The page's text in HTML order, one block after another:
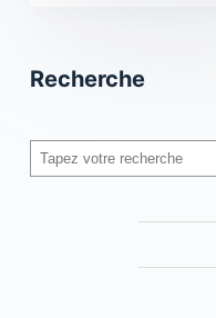
Recherche
Rechercher